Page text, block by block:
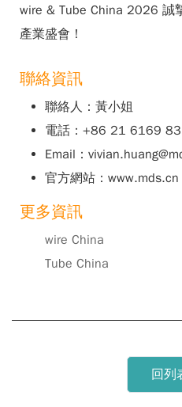
wire & Tube China 2026 誠
產業盛會！
聯絡資訊
聯絡人：黃小姐
電話：+86 21 6169
Email：
官方網站：www.mds.cn
更多資訊
wire China
Tube China
回列